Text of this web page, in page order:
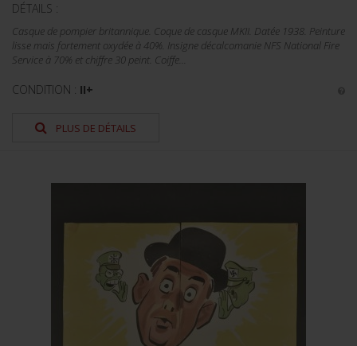
DÉTAILS :
Casque de pompier britannique. Coque de casque MKII. Datée 1938. Peinture
lisse mais fortement oxydée à 40%. Insigne décalcomanie NFS National Fire
Service à 70% et chiffre 30 peint. Coiffe...
CONDITION : II+
PLUS DE DÉTAILS